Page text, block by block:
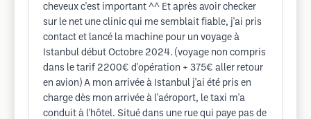
cheveux c'est important ^^ Et après avoir checker
sur le net une clinic qui me semblait fiable, j'ai pris
contact et lancé la machine pour un voyage à
Istanbul début Octobre 2024. (voyage non compris
dans le tarif 2200€ d'opération + 375€ aller retour
en avion) A mon arrivée à Istanbul j'ai été pris en
charge dès mon arrivée à l'aéroport, le taxi m'a
conduit à l'hôtel. Situé dans une rue qui paye pas de